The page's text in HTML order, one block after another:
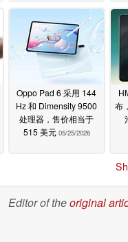
Oppo Pad 6 采用 144
Hz 和 Dimensity 9500
处理器，售价相当于
515 美元 05/25/2026
布
Editor of theoriginal